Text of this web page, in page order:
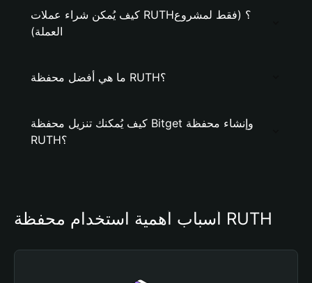
كيف يُمكن شراء عملات RUTH؟ (فقط لمشروع
العملة)
ما هي أفضل محفظة RUTH؟
كيف يُمكنك تنزيل محفظة Bitget وإنشاء محفظة
RUTH؟
أسباب أهمية استخدام محفظة RUTH